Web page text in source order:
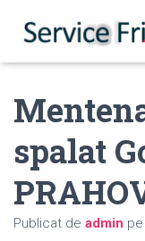
spalat
Publicat de admin pe